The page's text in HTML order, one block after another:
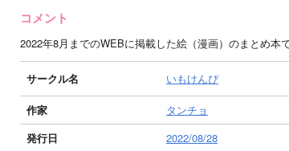
コメント
2022年8月までのWEBに掲載した絵（漫画）のまとめ本
サークル名 いもけんぴ
作家
タンチョ
発行日
2022/08/28